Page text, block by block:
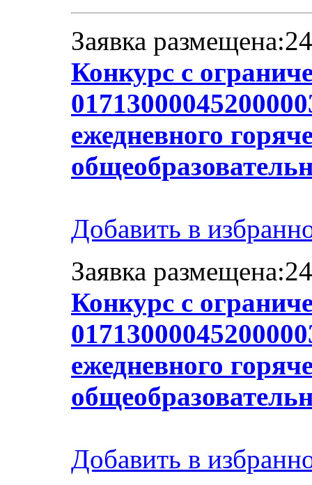
Заявка
Конкурс с
ежедневного
Добавить в
Заявка
Конкурс с
ежедневного
Добавить в